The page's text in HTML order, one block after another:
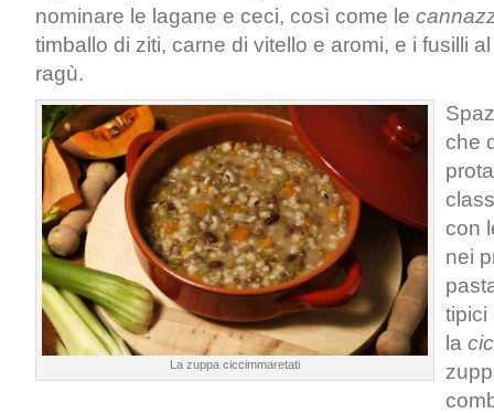
nominare le lagane e ceci, così come le
timballo di ziti, carne di vitello e aromi, e i fusilli
ragù.
La zuppa ciccimmaretati
che
con
nei
tipici
la